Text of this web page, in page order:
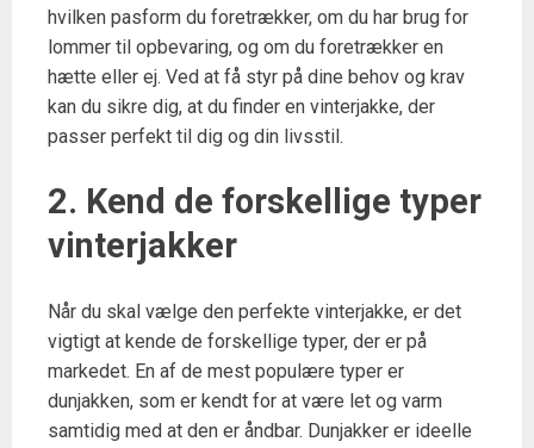
hvilken pasform du foretrækker, om du har brug for
lommer til opbevaring, og om du foretrækker en
hætte eller ej. Ved at få styr på dine behov og krav
kan du sikre dig, at du finder en vinterjakke, der
passer perfekt til dig og din livsstil.
2. Kend de forskellige typer
vinterjakker
Når du skal vælge den perfekte vinterjakke, er det
vigtigt at kende de forskellige typer, der er på
markedet. En af de mest populære typer er
dunjakken, som er kendt for at være let og varm
samtidig med at den er åndbar. Dunjakker er ideelle